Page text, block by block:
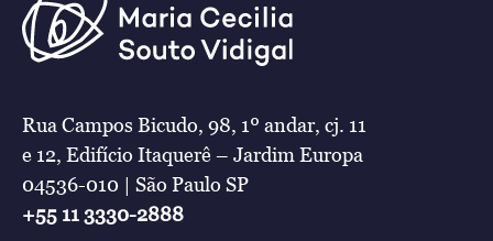
Rua Campos Bicudo, 98, 1º andar, cj. 11
e 12, Edifício Itaquerê – Jardim Europa
04536-010 | São Paulo SP
+55 11 3330-2888